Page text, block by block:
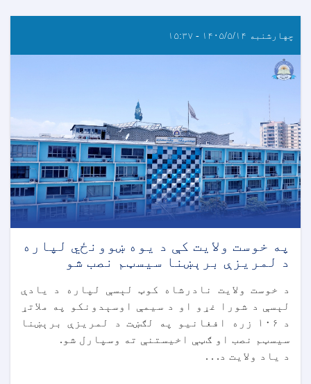
چهارشنبه ۱۴۰۵/۵/۱۴ - ۱۵:۳۷
په خوست ولایت کې د یوه ښوونځي لپاره
د لمریزې برېښنا سیسټم نصب شو
د خوست ولایت نادرشاه کوټ لېسې لپاره د یادې
لېسې د شورا غړو او د سیمې اوسېدونکو په ملاتړ
د ۱۰۶ زره افغانیو په لګښت د لمریزې برېښنا
سیسټم نصب او ګټې اخیستنې ته وسپارل شو.
د یاد ولایت د. . .